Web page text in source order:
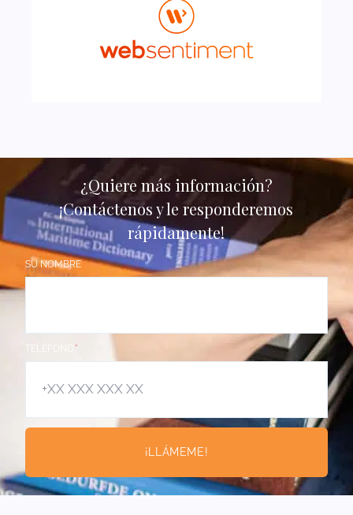
¿Quiere más información?
¡Contáctenos y le responderemos
rápidamente!
SU NOMBRE
TELÉFONO
¡LLÁMEME!